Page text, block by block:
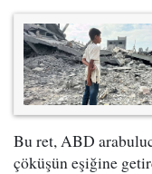
Bu ret, ABD
çöküşün eşiğine